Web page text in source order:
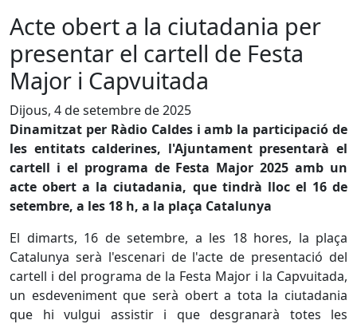
Acte obert a la ciutadania per
presentar el cartell de Festa
Major i Capvuitada
Dijous, 4 de setembre de 2025
Dinamitzat per Ràdio Caldes i amb la participació de
les entitats calderines, l'Ajuntament presentarà el
cartell i el programa de Festa Major 2025 amb un
acte obert a la ciutadania, que tindrà lloc el 16 de
setembre, a les 18 h, a la plaça Catalunya
El dimarts, 16 de setembre, a les 18 hores, la plaça
Catalunya serà l'escenari de l'acte de presentació del
cartell i del programa de la Festa Major i la Capvuitada,
un esdeveniment que serà obert a tota la ciutadania
que hi vulgui assistir i que desgranarà totes les